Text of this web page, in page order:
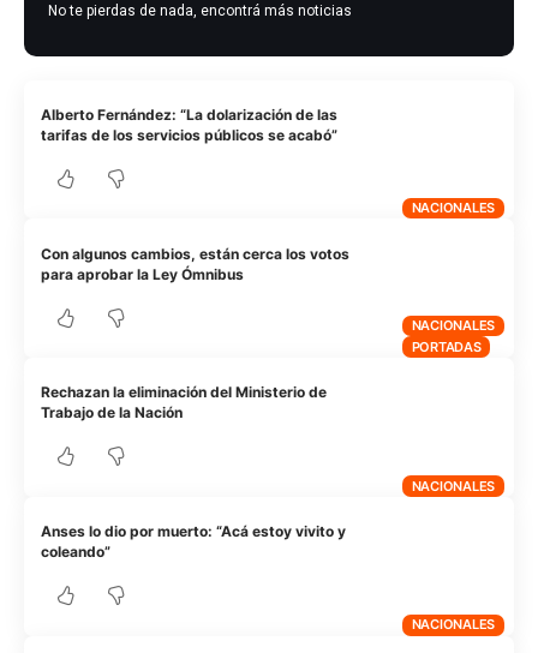
No te pierdas de nada, encontrá más noticias
NACIONALES
Alberto Fernández: “La dolarización de las
tarifas de los servicios públicos se acabó”
NACIONALES
PORTADAS
Con algunos cambios, están cerca los votos
para aprobar la Ley Ómnibus
NACIONALES
Rechazan la eliminación del Ministerio de
Trabajo de la Nación
NACIONALES
Anses lo dio por muerto: “Acá estoy vivito y
coleando”